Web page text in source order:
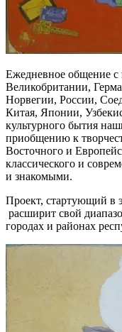
Ежедневное общение с
Великобритании,
Норвегии, России,
Китая, Японии,
культурного бытия
приобщению к
Восточного и
классического и
и знакомыми.
Проект, стартующий в
расширит свой
городах и районах